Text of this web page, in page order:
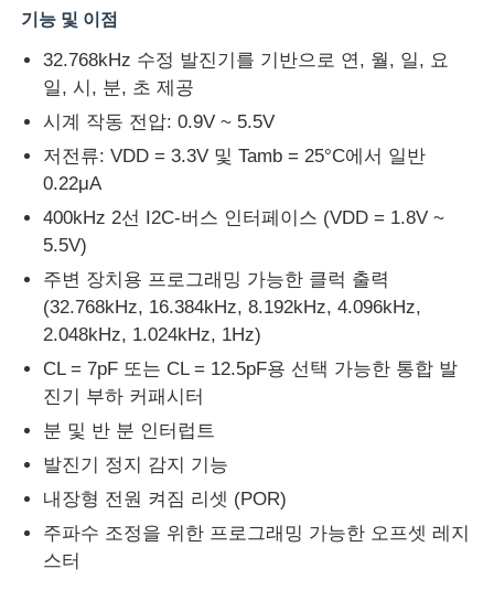
집
제품
비디오
기능 및 이점
32.768kHz 수정 발진기를 기반으로 연, 월, 일, 요
일, 시, 분, 초 제공
시계 작동 전압: 0.9V ~ 5.5V
저전류: VDD = 3.3V 및 Tamb = 25°C에서 일반
0.22μA
400kHz 2선 I2C-버스 인터페이스 (VDD = 1.8V ~
5.5V)
주변 장치용 프로그래밍 가능한 클럭 출력
(32.768kHz, 16.384kHz, 8.192kHz, 4.096kHz,
2.048kHz, 1.024kHz, 1Hz)
CL = 7pF 또는 CL = 12.5pF용 선택 가능한 통합 발
진기 부하 커패시터
분 및 반 분 인터럽트
발진기 정지 감지 기능
내장형 전원 켜짐 리셋 (POR)
주파수 조정을 위한 프로그래밍 가능한 오프셋 레지
스터